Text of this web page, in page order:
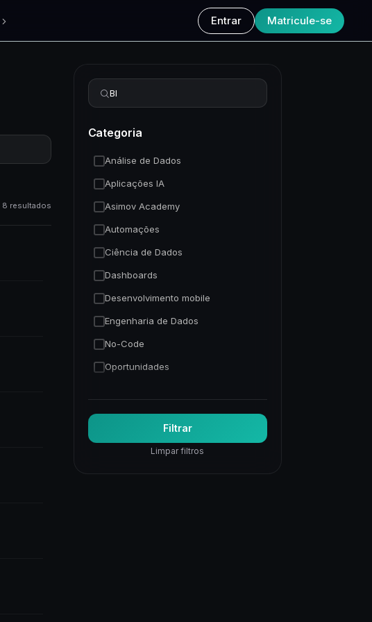
Entrar Matricule-se
8 resultados
Refinar busca
Categoria
Análise de Dados
Aplicações IA
Asimov Academy
Automações
Ciência de Dados
Dashboards
Desenvolvimento mobile
Engenharia de Dados
No-Code
Oportunidades
Trading Quantitativo
Visão Computacional
Visualização de Dados
Filtrar
Limpar filtros